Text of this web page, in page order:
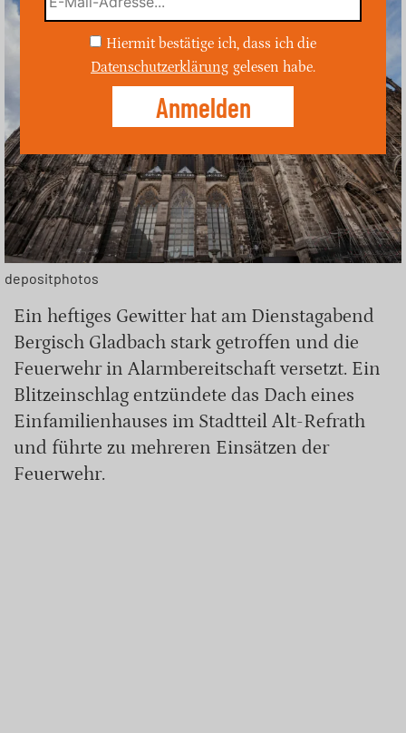
depositphotos
Ein heftiges Gewitter hat am Dienstagabend
Bergisch Gladbach stark getroffen und die
Feuerwehr in Alarmbereitschaft versetzt. Ein
Blitzeinschlag entzündete das Dach eines
Einfamilienhauses im Stadtteil Alt-Refrath
und führte zu mehreren Einsätzen der
Feuerwehr.
Hiermit bestätige ich, dass ich die
Datenschutzerklärung gelesen habe.